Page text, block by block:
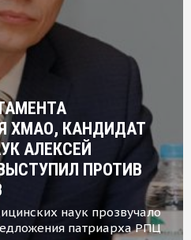
ХМАО, КАНДИДАТ
АЛЕКСЕЙ
ПРОТИВ
наук прозвучало
патриарха РПЦ